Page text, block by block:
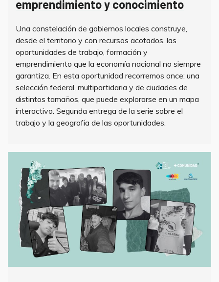
emprendimiento y conocimiento
Una constelación de gobiernos locales construye,
desde el territorio y con recursos acotados, las
oportunidades de trabajo, formación y
emprendimiento que la economía nacional no siempre
garantiza. En esta oportunidad recorremos once: una
selección federal, multipartidaria y de ciudades de
distintos tamaños, que puede explorarse en un mapa
interactivo. Segunda entrega de la serie sobre el
trabajo y la geografía de las oportunidades.